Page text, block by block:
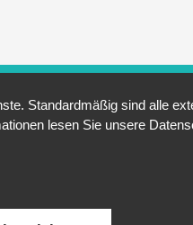
Standardmäßig sind alle
lesen Sie unsere